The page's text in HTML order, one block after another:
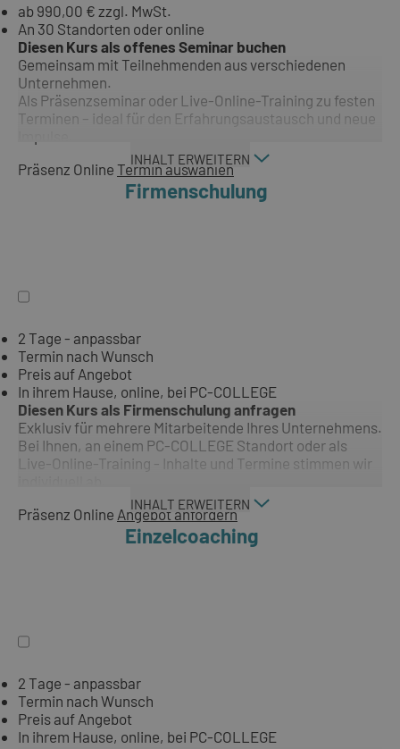
ab 990,00 € zzgl. MwSt.
An 30 Standorten oder online
Diesen Kurs als offenes Seminar buchen
Gemeinsam mit Teilnehmenden aus verschiedenen
Unternehmen.
Als Präsenzseminar oder Live-Online-Training zu festen
Terminen – ideal für den Erfahrungsaustausch und neue
INHALT ERWEITERN
Präsenz Online Termin auswählen
Firmenschulung
2 Tage - anpassbar
Termin nach Wunsch
Preis auf Angebot
In ihrem Hause, online, bei PC-COLLEGE
Diesen Kurs als Firmenschulung anfragen
Exklusiv für mehrere Mitarbeitende Ihres Unternehmens.
Bei Ihnen, an einem PC-COLLEGE Standort oder als
Live-Online-Training - Inhalte und Termine stimmen wir
INHALT ERWEITERN
Präsenz Online Angebot anfordern
Einzelcoaching
2 Tage - anpassbar
Termin nach Wunsch
Preis auf Angebot
In ihrem Hause, online, bei PC-COLLEGE